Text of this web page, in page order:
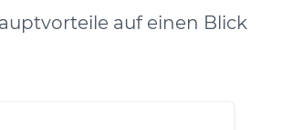
auf einen Blick